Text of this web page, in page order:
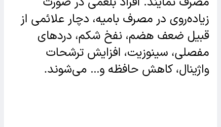
زیاده‌روی در مصرف بامیه، دچار علائمی از
قبیل ضعف هضم، نفخ شکم، دردهای
مفصلی، سینوزیت، افزایش ترشحات
واژینال، کاهش حافظه و… می‌شوند.